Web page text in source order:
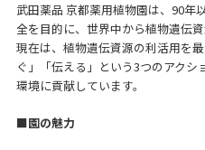
武田薬品 京都薬用植物園は、90年
全を目的に、世界中から植物遺伝
現在は、植物遺伝資源の利活用を
ぐ」「伝える」という3つのアク
環境に貢献しています。
■園の魅力